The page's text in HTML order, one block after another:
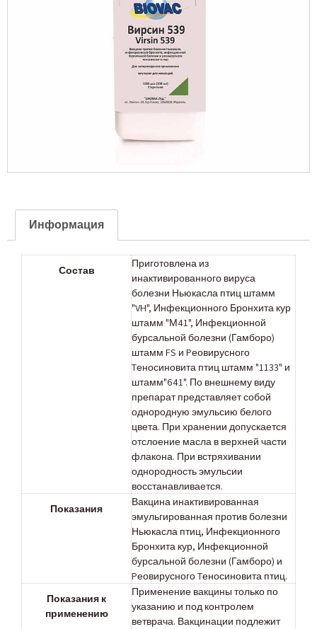
Информация
Состав
Приготовлена из
инактивированного вируса
болезни Ньюкасла птиц штамм
"VH", Инфекционного Бронхита кур
штамм "М41", Инфекционной
бурсальной болезни (Гамборо)
штамм FS и Pеовирусного
Tеносиновита птиц штамм "1133" и
штамм"641". По внешнему виду
препарат представляет собой
однородную эмульсию белого
цвета. При хранении допускается
отслоение масла в верхней части
флакона. При встряхивании
однородность эмульсии
восстанавливается.
Показания
Вакцина инактивированная
эмульгированная против болезни
Ньюкасла птиц, Инфекционного
Бронхита кур, Инфекционной
бурсальной болезни (Гамборо) и
Pеовирусного Tеносиновита птиц.
Показания к
применению
Применение вакцины только по
указанию и под контролем
ветврача. Вакцинации подлежит